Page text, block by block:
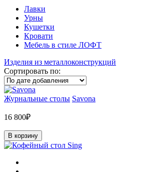
Лавки
Урны
Кушетки
Кровати
Мебель в стиле ЛОФТ
Изделия из металлоконструкций
Сортировать по:
Журнальные столы Savona
16 800₽
В корзину